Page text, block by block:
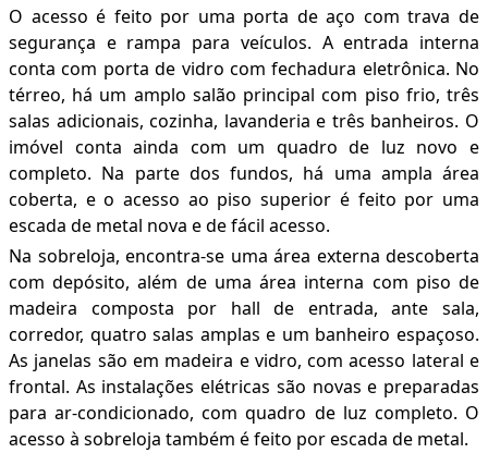
O acesso é feito por uma porta de aço com trava de
segurança e rampa para veículos. A entrada interna
conta com porta de vidro com fechadura eletrônica. No
térreo, há um amplo salão principal com piso frio, três
salas adicionais, cozinha, lavanderia e três banheiros. O
imóvel conta ainda com um quadro de luz novo e
completo. Na parte dos fundos, há uma ampla área
coberta, e o acesso ao piso superior é feito por uma
escada de metal nova e de fácil acesso.
Na sobreloja, encontra-se uma área externa descoberta
com depósito, além de uma área interna com piso de
madeira composta por hall de entrada, ante sala,
corredor, quatro salas amplas e um banheiro espaçoso.
As janelas são em madeira e vidro, com acesso lateral e
frontal. As instalações elétricas são novas e preparadas
para ar-condicionado, com quadro de luz completo. O
acesso à sobreloja também é feito por escada de metal.